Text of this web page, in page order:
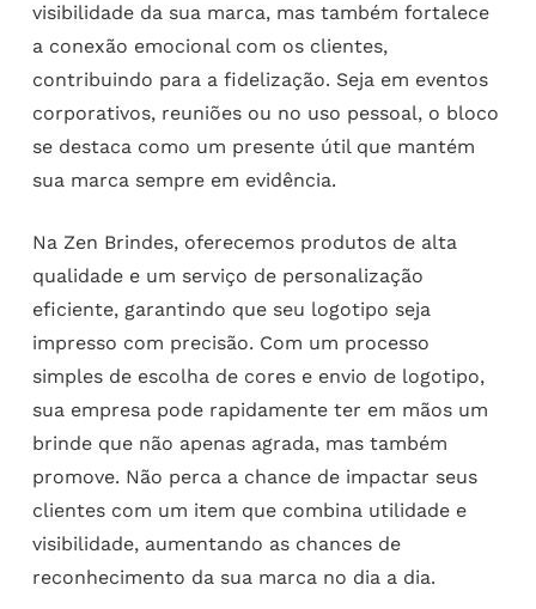
visibilidade da sua marca, mas também fortalece
a conexão emocional com os clientes,
contribuindo para a fidelização. Seja em eventos
corporativos, reuniões ou no uso pessoal, o bloco
se destaca como um presente útil que mantém
sua marca sempre em evidência.
Na Zen Brindes, oferecemos produtos de alta
qualidade e um serviço de personalização
eficiente, garantindo que seu logotipo seja
impresso com precisão. Com um processo
simples de escolha de cores e envio de logotipo,
sua empresa pode rapidamente ter em mãos um
brinde que não apenas agrada, mas também
promove. Não perca a chance de impactar seus
clientes com um item que combina utilidade e
visibilidade, aumentando as chances de
reconhecimento da sua marca no dia a dia.